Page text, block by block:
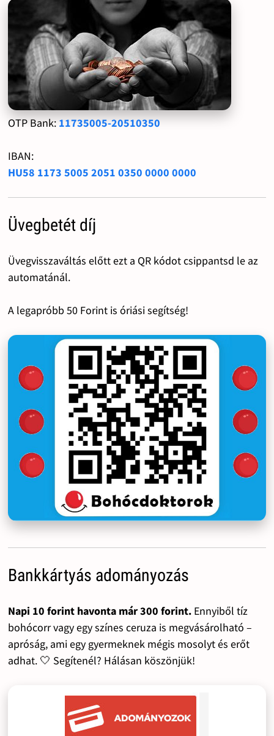
OTP Bank: 11735005-20510350
IBAN:
HU58 1173 5005 2051 0350 0000 0000
Üvegbetét díj
Üvegvisszaváltás előtt ezt a QR kódot csippantsd le az
automatánál.
A legapróbb 50 Forint is óriási segítség!
Bankkártyás adományozás
Napi 10 forint havonta már 300 forint.Ennyiből tíz
bohócorr vagy egy színes ceruza is megvásárolható –
apróság, ami egy gyermeknek mégis mosolyt és erőt
adhat. 🤍 Segítenél? Hálásan köszönjük!